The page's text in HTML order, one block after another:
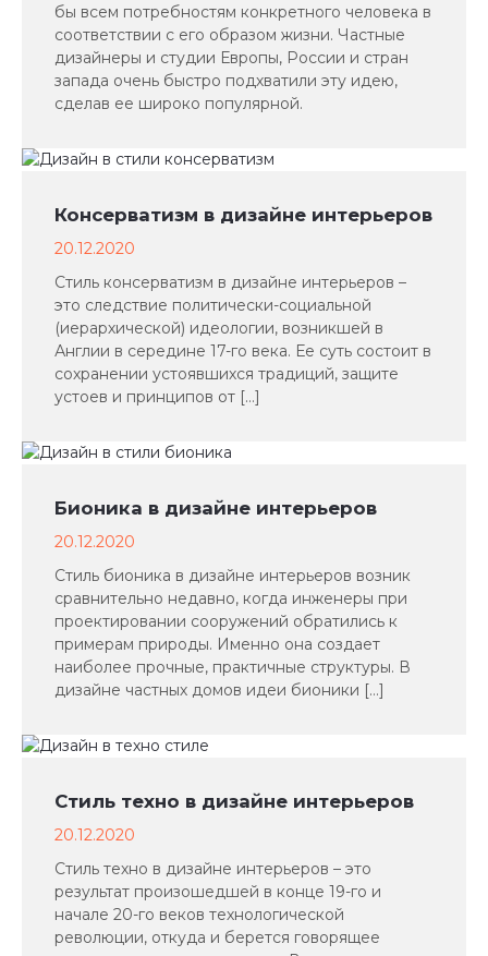
бы всем потребностям конкретного человека в
соответствии с его образом жизни. Частные
дизайнеры и студии Европы, России и стран
запада очень быстро подхватили эту идею,
сделав ее широко популярной.
Консерватизм в дизайне интерьеров
20.12.2020
Стиль консерватизм в дизайне интерьеров –
это следствие политически-социальной
(иерархической) идеологии, возникшей в
Англии в середине 17-го века. Ее суть состоит в
сохранении устоявшихся традиций, защите
устоев и принципов от […]
Бионика в дизайне интерьеров
20.12.2020
Стиль бионика в дизайне интерьеров возник
сравнительно недавно, когда инженеры при
проектировании сооружений обратились к
примерам природы. Именно она создает
наиболее прочные, практичные структуры. В
дизайне частных домов идеи бионики […]
Стиль техно в дизайне интерьеров
20.12.2020
Стиль техно в дизайне интерьеров – это
результат произошедшей в конце 19-го и
начале 20-го веков технологической
революции, откуда и берется говорящее